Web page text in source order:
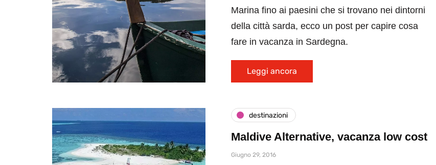
Marina fino ai paesini che si trovano nei dintorni
della città sarda, ecco un post per capire cosa
fare in vacanza in Sardegna.
Leggi ancora
destinazioni
Maldive Alternative, vacanza low cost
Giugno 29, 2016